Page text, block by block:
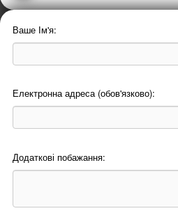
Ваше Ім'я:
Електронна адреса (обов'язково):
Додаткові побажання: